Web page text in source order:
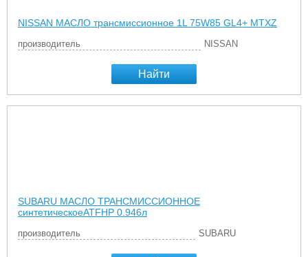
NISSAN МАСЛО трансмиссионное 1L 75W85 GL4+ MTXZ
производитель NISSAN
Найти
SUBARU МАСЛО ТРАНСМИССИОННОЕ
синтетическоеATFHP 0.946л
производитель SUBARU